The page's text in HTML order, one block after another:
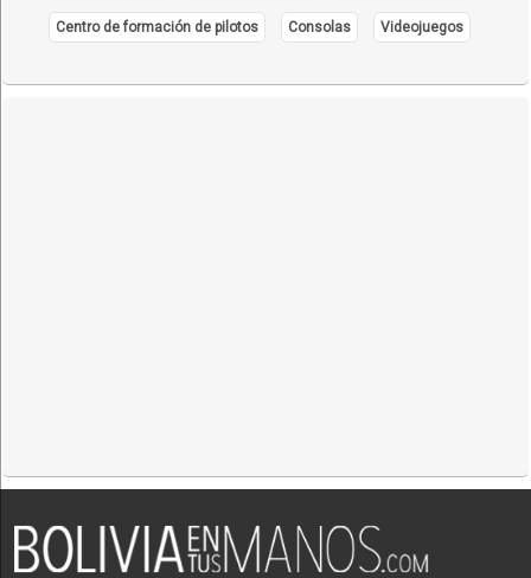
Centro de formación de pilotos Consolas Videojuegos